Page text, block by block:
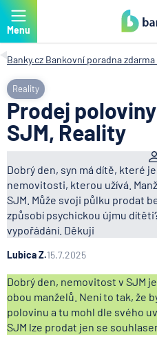
Menu
Banky.cz Bankovní poradna zdarma
Reality
Prodej
SJM, Reality
Dobrý den, syn má dítě, které
nemovitosti, kterou užívá.
SJM. Může svoji půlku prodat
způsobí psychickou újmu
vypořádání. Děkuji
Lubica Z.15.7.2025
Dobrý den, nemovitost v SJM
obou manželů. Není to tak, že
polovinu a tu mohl dle svého
SJM lze prodat jen se